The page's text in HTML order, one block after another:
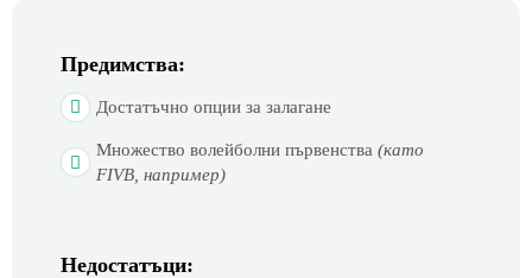
Предимства:
Достатъчно опции за залагане
Множество волейболни първенства (като
FIVB, например)
Недостатъци: